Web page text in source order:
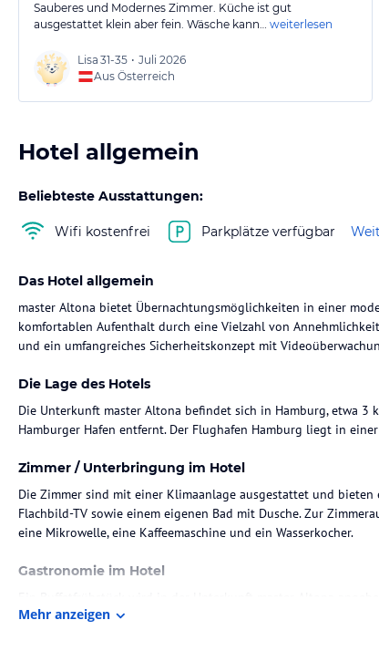
Sauberes und Modernes Zimmer. Küche ist gut
ausgestattet klein aber fein. Wäsche kann… weiterlesen
Lisa 31-35 • Juli 2026
Aus Österreich
Hotel allgemein
Beliebteste Ausstattungen:
Wifi kostenfrei Parkplätze verfügbar
Das Hotel allgemein
master Altona bietet Übernachtungsmöglichkeiten in einer
komfortablen Aufenthalt durch eine Vielzahl von
und ein umfangreiches Sicherheitskonzept mit
Die Lage des Hotels
Die Unterkunft master Altona befindet sich in Hamburg, etwa 3
Hamburger Hafen entfernt. Der Flughafen Hamburg liegt in
Zimmer / Unterbringung im Hotel
Die Zimmer sind mit einer Klimaanlage ausgestattet und
Flachbild-TV sowie einem eigenen Bad mit Dusche. Zur
eine Mikrowelle, eine Kaffeemaschine und ein Wasserkocher.
Gastronomie im Hotel
erleichtern.
Mehr anzeigen